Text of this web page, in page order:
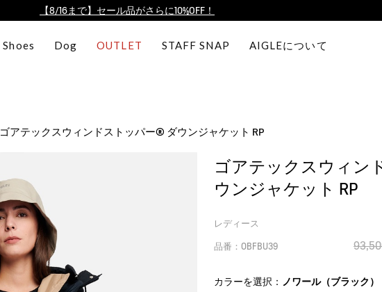
【最大50%OFF】FINAL SALEがスタート！
AIGLE CLUB ポイントサービス終了のお知らせ
AIGLE CLUB ポイントサービス終了のお知らせ
Shoes Dog OUTLET STAFF SNAP AIGLEについて
ゴアテックスウィンドストッパー® ダウンジャケット RP
ゴアテックスウィン
ウンジャケット RP
レディース
品番：OBFBU39
カラーを選択： ノワール（ブラック）